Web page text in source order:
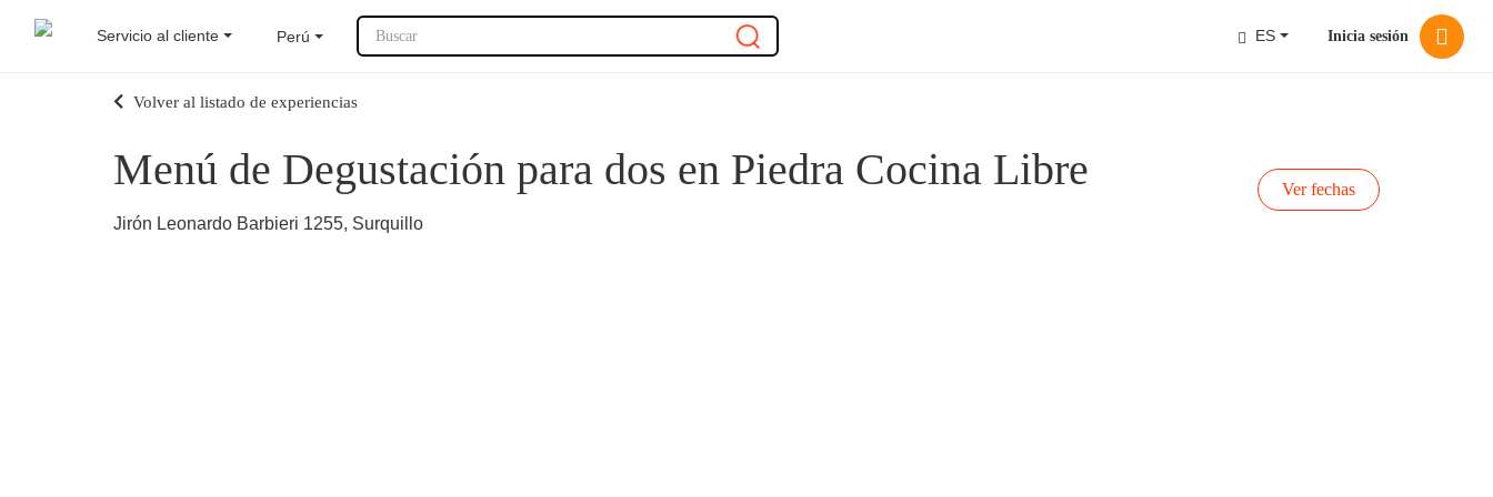
Servicio al cliente Perú Buscar ES Inicia sesión
Volver al listado de experiencias
Menú de Degustación para dos en Piedra Cocina Libre
Jirón Leonardo Barbieri 1255, Surquillo
Ver fechas